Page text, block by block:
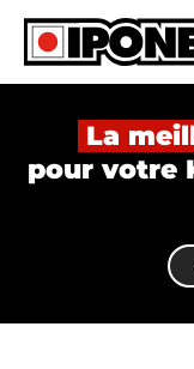
Ipone
HUILES
ENTRETIEN
La
pour votre